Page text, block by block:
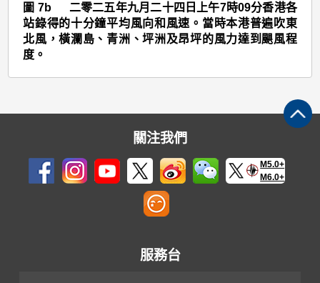
圖 7b 二零二五年九月二十四日上午7時09分香港各
站錄得的十分鐘平均風向和風速。當時本港普遍吹東
北風，橫瀾島、青洲、坪洲及昂坪的風力達到颶風程
度。
關注我們
M5.0+
M6.0+
服務台